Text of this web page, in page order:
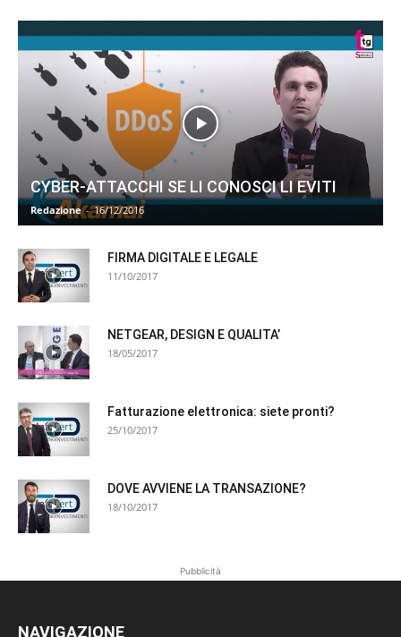
CYBER-ATTACCHI SE LI CONOSCI LI EVITI
Redazione - 16/12/2016
FIRMA DIGITALE E LEGALE
11/10/2017
NETGEAR, DESIGN E QUALITA’
18/05/2017
Fatturazione elettronica: siete pronti?
25/10/2017
DOVE AVVIENE LA TRANSAZIONE?
18/10/2017
Pubblicità
NAVIGAZIONE